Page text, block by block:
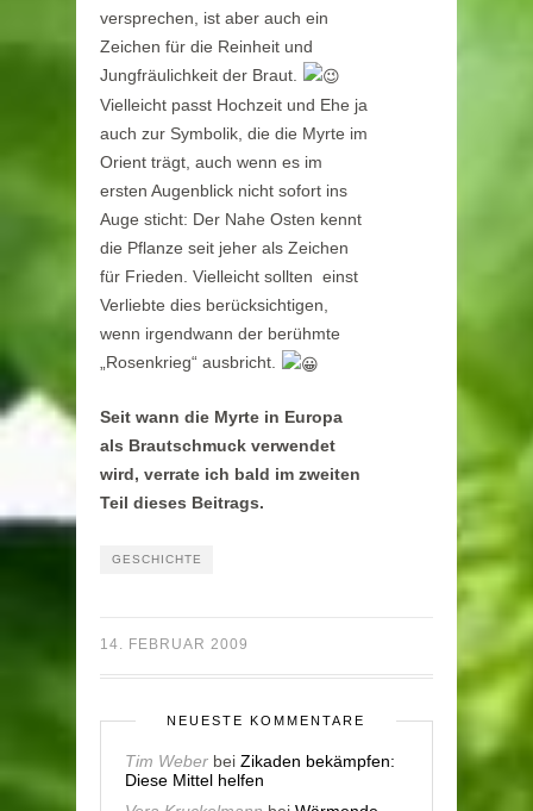
versprechen, ist aber auch ein
Zeichen für die Reinheit und
Jungfräulichkeit der Braut.
Vielleicht passt Hochzeit und Ehe ja
auch zur Symbolik, die die Myrte im
Orient trägt, auch wenn es im
ersten Augenblick nicht sofort ins
Auge sticht: Der Nahe Osten kennt
die Pflanze seit jeher als Zeichen
für Frieden. Vielleicht sollten einst
Verliebte dies berücksichtigen,
wenn irgendwann der berühmte
„Rosenkrieg“ ausbricht.
Seit wann die Myrte in Europa
als Brautschmuck verwendet
wird, verrate ich bald im zweiten
Teil dieses Beitrags.
GESCHICHTE
14. FEBRUAR 2009
NEUESTE KOMMENTARE
Tim Weber bei Zikaden bekämpfen:
Diese Mittel helfen